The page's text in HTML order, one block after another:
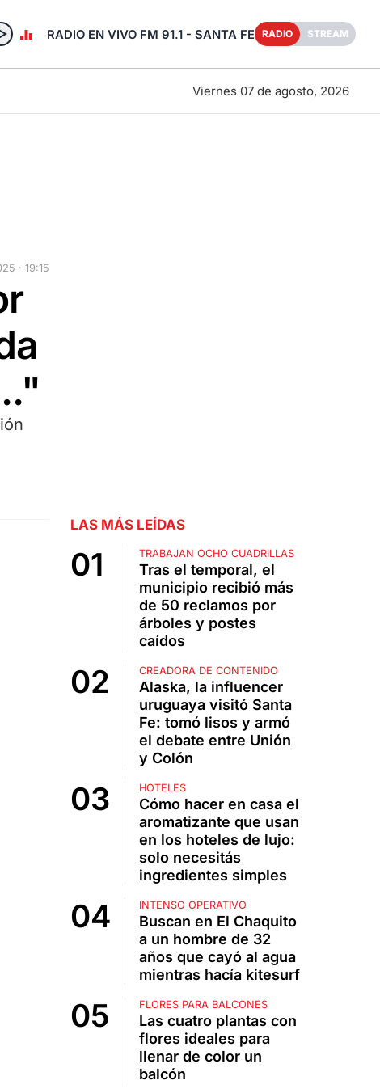
RADIO EN VIVO FM 91.1 - SANTA FE RADIO STREAM
Viernes 07 de agosto, 2026
· 19:15
LAS MÁS LEÍDAS
TRABAJAN OCHO CUADRILLAS
Tras el temporal, el
municipio recibió más
de 50 reclamos por
árboles y postes
caídos
CREADORA DE CONTENIDO
Alaska, la influencer
uruguaya visitó Santa
Fe: tomó lisos y armó
el debate entre Unión
y Colón
HOTELES
Cómo hacer en casa el
aromatizante que usan
en los hoteles de lujo:
solo necesitás
ingredientes simples
INTENSO OPERATIVO
Buscan en El Chaquito
a un hombre de 32
años que cayó al agua
mientras hacía kitesurf
FLORES PARA BALCONES
Las cuatro plantas con
flores ideales para
llenar de color un
balcón